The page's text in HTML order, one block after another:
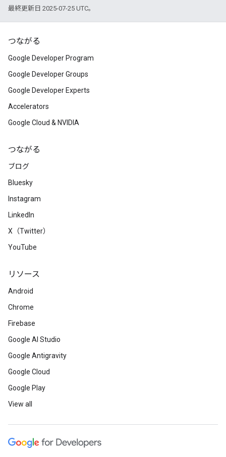
最終更新日 2025-07-25 UTC。
つながる
Google Developer Program
Google Developer Groups
Google Developer Experts
Accelerators
Google Cloud & NVIDIA
つながる
ブログ
Bluesky
Instagram
LinkedIn
X（Twitter）
YouTube
リソース
Android
Chrome
Firebase
Google AI Studio
Google Antigravity
Google Cloud
Google Play
View all